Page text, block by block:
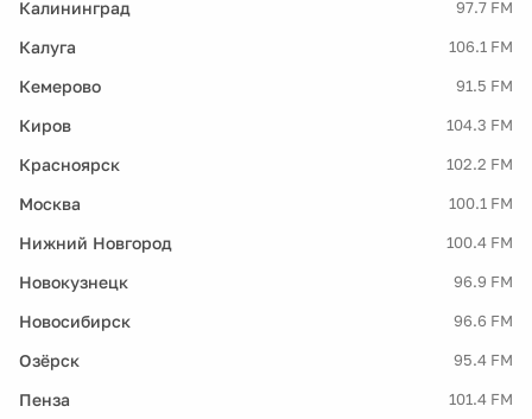
Калининград 97.7 FM
Калуга 106.1 FM
Кемерово 91.5 FM
Киров 104.3 FM
Красноярск 102.2 FM
Москва 100.1 FM
Нижний Новгород 100.4 FM
Новокузнецк 96.9 FM
Новосибирск 96.6 FM
Озёрск 95.4 FM
Пенза 101.4 FM